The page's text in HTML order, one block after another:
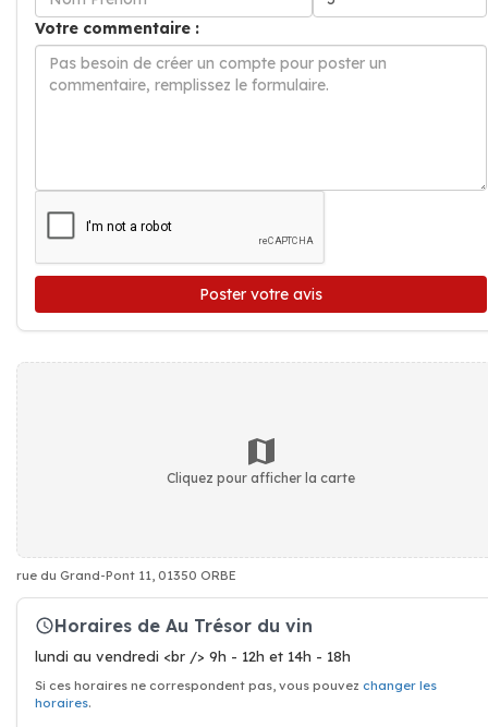
Votre commentaire :
Poster votre avis
Cliquez pour afficher la carte
rue du Grand-Pont 11, 01350 ORBE
Horaires de Au Trésor du vin
lundi au vendredi <br /> 9h - 12h et 14h - 18h
Si ces horaires ne correspondent pas, vous pouvez changer les
horaires.